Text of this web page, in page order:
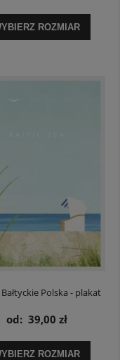
ROZMIAR
Polska - plakat
od: 39,00 zł
ROZMIAR